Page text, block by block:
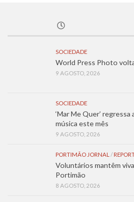
SOCIEDADE
World Press Photo
9 AGOSTO, 2026
SOCIEDADE
‘Mar Me Quer’
música este mês
9 AGOSTO, 2026
PORTIMÃO JORNAL /
Voluntários mantêm
Portimão
8 AGOSTO, 2026